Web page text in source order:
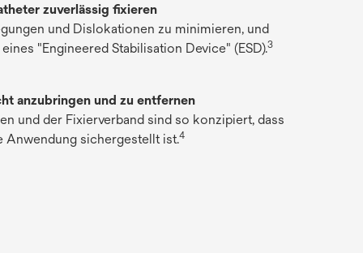
zuverlässig fixieren
und Dislokationen zu minimieren, und
"Engineered Stabilisation Device" (ESD).3
anzubringen und zu entfernen
und der Fixierverband sind so konzipiert, dass
Anwendung sichergestellt ist.4